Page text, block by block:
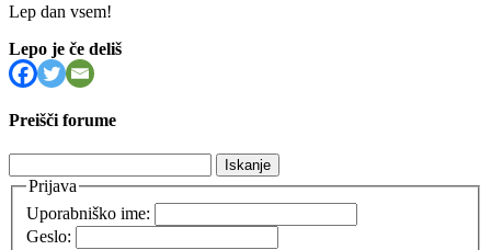
Lep dan vsem!
Lepo je če deliš
Preišči forume
Prijava
Uporabniško ime:
Geslo: